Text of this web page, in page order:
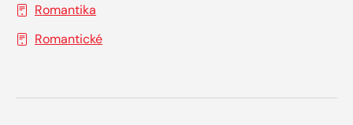
Romantika
Romantické